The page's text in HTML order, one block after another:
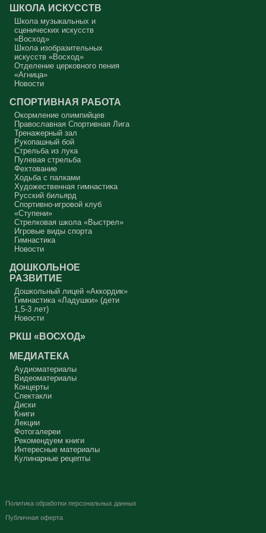
сначала увидеть в себе этого урода, а потом начать с ним борьбу.
Аминь.
Протоиерей Андрей Алексеев
ШКОЛА ИСКУССТВ
Школа музыкальных и
сценических искусств
«Восход»
Школа изобразительных
искусств «Восход»
Отделение церковного пения
«Агница»
Новости
СПОРТИВНАЯ РАБОТА
Окормление олимпийцев
Православная Спортивная Лига
Тренажерный зал
Рукопашный бой
Стрельба из лука
Пулевая стрельба
Фехтование
Ходьба с палками
Художественная гимнастика
Русский бильярд
Спортивно-игровой клуб
«Ступени»
Стрелковая школа «Выстрел»
Игровые виды спорта
Гимнастика
Новости
ДОШКОЛЬНОЕ
РАЗВИТИЕ
Дошкольный лицей «Аккордик»
Гимнастика «Ладушки» (дети
1,5-3 лет)
Новости
РКШ «ВОСХОД»
МЕДИАТЕКА
Аудиоматериалы
Видеоматериалы
Концерты
Спектакли
Диски
Книги
Лекции
Фотогалереи
Рекомендуем книги
Интересные материалы
Кулинарные рецепты
Политика обработки персональных данных
Публичная оферта